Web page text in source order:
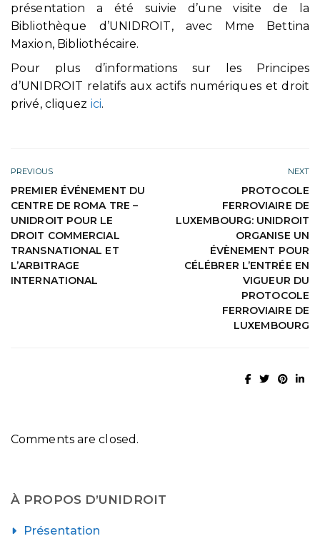
présentation a été suivie d’une visite de la
Bibliothèque d’UNIDROIT, avec Mme Bettina
Maxion, Bibliothécaire.
Pour plus d’informations sur les Principes
d’UNIDROIT relatifs aux actifs numériques et droit
privé, cliquez ici.
PREVIOUS
PREMIER ÉVÉNEMENT DU
CENTRE DE ROMA TRE –
UNIDROIT POUR LE
DROIT COMMERCIAL
TRANSNATIONAL ET
L’ARBITRAGE
INTERNATIONAL
NEXT
PROTOCOLE
FERROVIAIRE DE
LUXEMBOURG: UNIDROIT
ORGANISE UN
ÉVÈNEMENT POUR
CÉLÉBRER L’ENTRÉE EN
VIGUEUR DU
PROTOCOLE
FERROVIAIRE DE
LUXEMBOURG
Comments are closed.
À PROPOS D’UNIDROIT
Présentation